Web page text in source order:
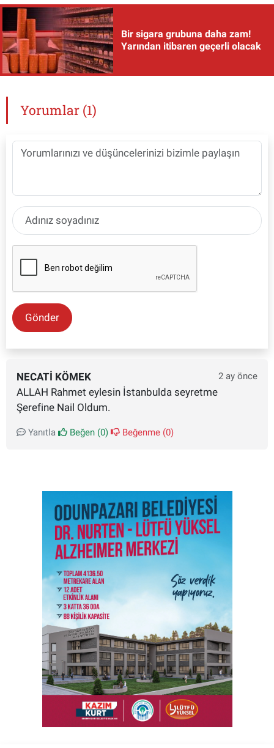
Bir sigara grubuna daha zam!
Yarından itibaren geçerli olacak
Yorumlar (1)
Gönder
NECATI KÖMEK 2 ay önce
ALLAH Rahmet eylesin İstanbulda seyretme
Şerefine Nail Oldum.
Yanıtla Beğen (0) Beğenme (0)